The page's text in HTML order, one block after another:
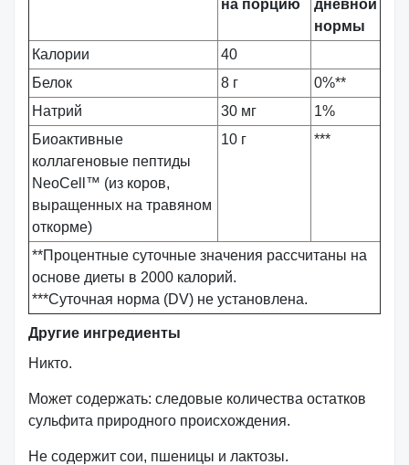
на порцию
дневной
нормы
Калории
40
Белок
8 г
0%**
Натрий
30 мг
1%
Биоактивные
коллагеновые пептиды
NeoCell™ (из коров,
выращенных на травяном
откорме)
10 г ***
**Процентные суточные значения рассчитаны на
основе диеты в 2000 калорий.
***Суточная норма (DV) не установлена.
Другие ингредиенты
Никто.
Может содержать: следовые количества остатков
сульфита природного происхождения.
Не содержит сои, пшеницы и лактозы.